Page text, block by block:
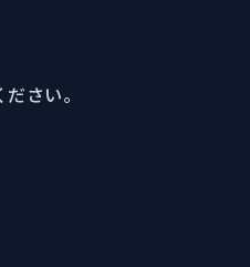
さい。